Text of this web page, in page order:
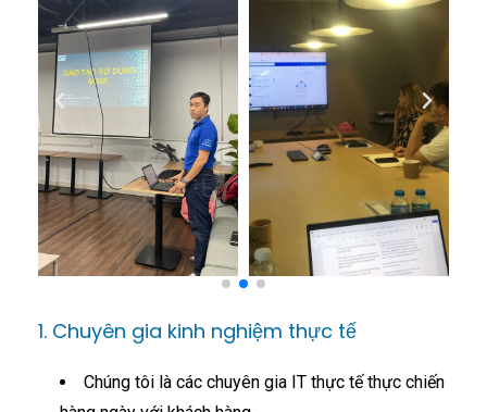
1. Chuyên gia kinh nghiệm thực tế
Chúng tôi là các chuyên gia IT thực tế thực chiến